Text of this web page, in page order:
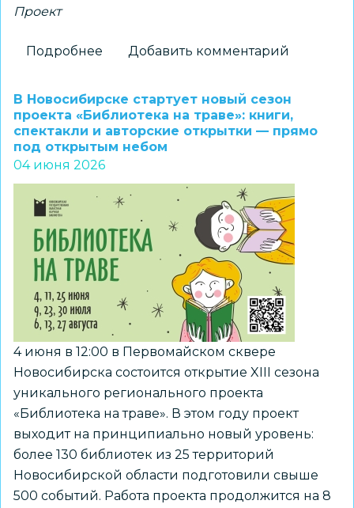
Проект
Подробнее
школы
стал
призером
проекта
«В
команде
со
СВОими»
Добавить комментарий
В Новосибирске стартует новый сезон
проекта «Библиотека на траве»: книги,
спектакли и авторские открытки — прямо
под открытым небом
04 июня 2026
4 июня в 12:00 в Первомайском сквере
Новосибирска состоится открытие XIII сезона
уникального регионального проекта
«Библиотека на траве». В этом году проект
выходит на принципиально новый уровень:
более 130 библиотек из 25 территорий
Новосибирской области подготовили свыше
500 событий. Работа проекта продолжится на 8